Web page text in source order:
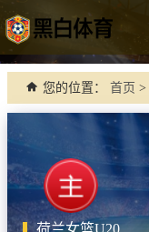
首页
德甲
法甲
您的位置： 首页 >
荷兰女篮U20